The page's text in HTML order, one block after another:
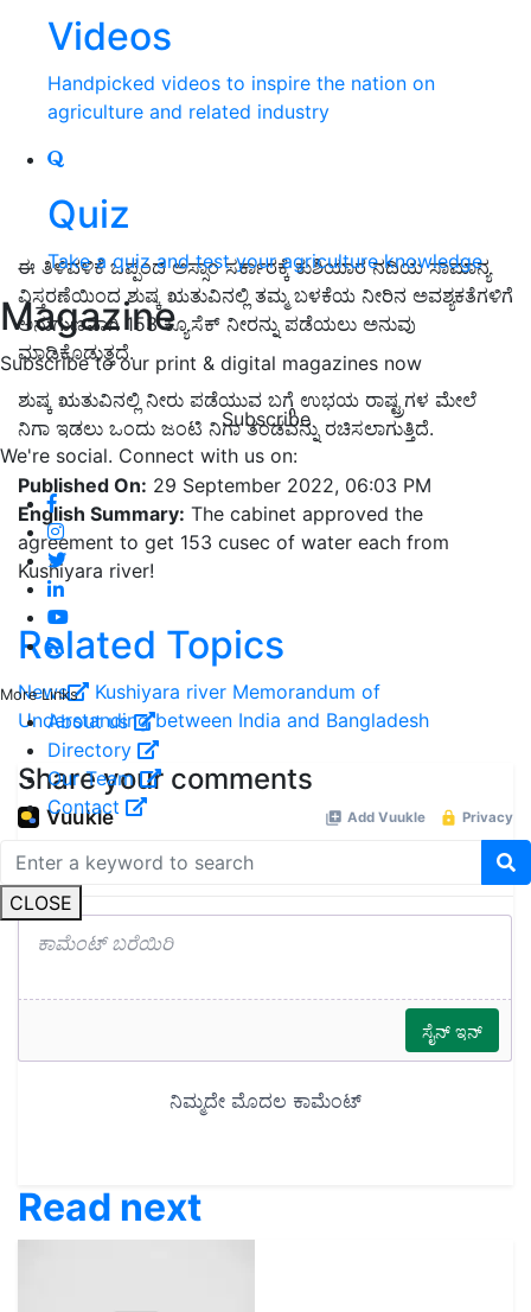
Videos
Handpicked videos to inspire the nation on
agriculture and related industry
Quiz
Take a quiz and test your agriculture knowledge
Magazine
Subscribe to our print & digital magazines now
Subscribe
We're social. Connect with us on:
More Links
About us
Directory
Our Team
Contact
CLOSE
ಈ ತಿಳಿವಳಿಕೆ ಒಪ್ಪಂದ ಅಸ್ಸಾಂ ಸರ್ಕಾರಕ್ಕೆ ಕುಶಿಯಾರ ನದಿಯ ಸಾಮಾನ್ಯ
ವಿಸ್ತರಣೆಯಿಂದ ಶುಷ್ಕ ಋತುವಿನಲ್ಲಿ ತಮ್ಮ ಬಳಕೆಯ ನೀರಿನ ಅವಶ್ಯಕತೆಗಳಿಗೆ
ಅನುಗುಣವಾಗಿ 153 ಕ್ಯೂಸೆಕ್ ನೀರನ್ನು ಪಡೆಯಲು ಅನುವು
ಮಾಡಿಕೊಡುತ್ತದೆ.
ಶುಷ್ಕ ಋತುವಿನಲ್ಲಿ ನೀರು ಪಡೆಯುವ ಬಗ್ಗೆ ಉಭಯ ರಾಷ್ಟ್ರಗಳ ಮೇಲೆ
ನಿಗಾ ಇಡಲು ಒಂದು ಜಂಟಿ ನಿಗಾ ತಂಡವನ್ನು ರಚಿಸಲಾಗುತ್ತಿದೆ.
Published On: 29 September 2022, 06:03 PM
English Summary: The cabinet approved the
agreement to get 153 cusec of water each from
Kushiyara river!
Related Topics
News Kushiyara river Memorandum of
Understanding between India and Bangladesh
Share your comments
Read next